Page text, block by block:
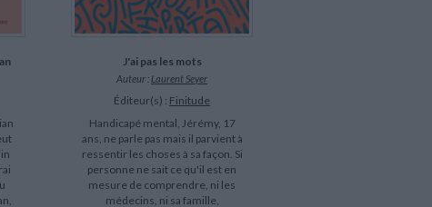
J'ai pas les mots
Auteur : Laurent Seyer
Éditeur(s) : Finitude
Handicapé mental, Jérémy, 17
ans, ne parle pas mais il parvient à
ressentir les choses à sa façon. Si
personne ne sait ce qu'il est en
mesure de comprendre, ni les
médecins, ni sa famille,